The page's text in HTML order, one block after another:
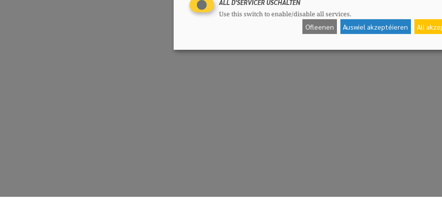
ALL D'SERVICER USCHALTEN
Use this switch to enable/disable all services.
Ofleenen Auswiel akzeptéieren All